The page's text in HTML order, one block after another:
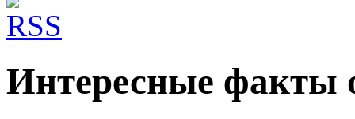
Интересные факты